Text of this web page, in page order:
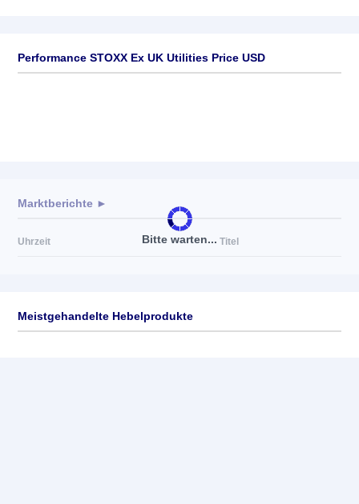
Performance STOXX Ex UK Utilities Price USD
Bitte warten...
Marktberichte ►
Uhrzeit Titel
Meistgehandelte Hebelprodukte